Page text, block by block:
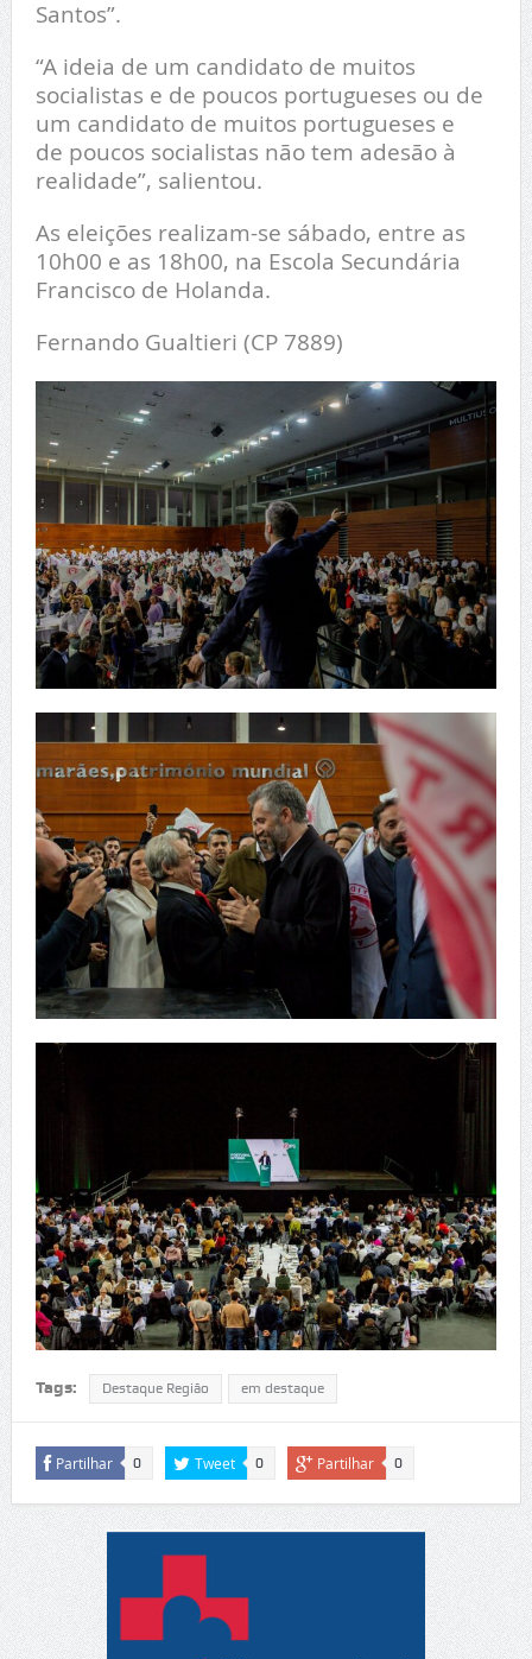
Santos”.
“A ideia de um candidato de muitos
socialistas e de poucos portugueses ou de
um candidato de muitos portugueses e
de poucos socialistas não tem adesão à
realidade”, salientou.
As eleições realizam-se sábado, entre as
10h00 e as 18h00, na Escola Secundária
Francisco de Holanda.
Fernando Gualtieri (CP 7889)
Tags: Destaque Região em destaque
Partilhar 0 Tweet 0 Partilhar 0